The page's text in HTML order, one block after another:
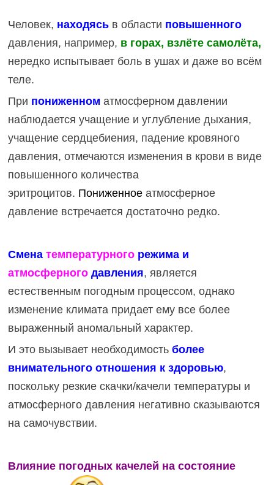
Человек, находясь в области повышенного
давления, например, в горах, взлёте самолёта,
нередко испытывает боль в ушах и даже во всём
теле.
При пониженном атмосферном давлении
наблюдается учащение и углубление дыхания,
учащение сердцебиения, падение кровяного
давления, отмечаются изменения в крови в виде
повышенного количества
эритроцитов. Пониженное атмосферное
давление встречается достаточно редко.
Смена температурногорежима и
атмосферногодавления, является
естественным погодным процессом, однако
изменение климата придает ему все более
выраженный аномальный характер.
И это вызывает необходимость более
внимательного отношения к здоровью,
поскольку резкие скачки/качели температуры и
атмосферного давления негативно сказываются
на самочувствии.
Влияние погодных качелей на состояние